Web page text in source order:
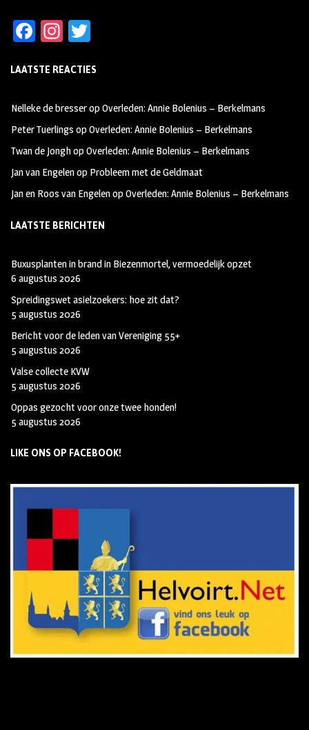
Fa
b
oo
k
In
ag
m
tt
LAATSTE REACTIES
Nelleke de bresseropOverleden: Annie Bolenius – Berkelmans
Peter Tuerlings opOverleden: Annie Bolenius – Berkelmans
Twan de JonghopOverleden: Annie Bolenius – Berkelmans
Jan van Engelenop Probleem met de Geldmaat
Jan en Roos van EngelenopOverleden: Annie Bolenius – Berkelmans
LAATSTE BERICHTEN
Buxusplanten in brand in Biezenmortel, vermoedelijk opzet
6 augustus 2026
Spreidingswet asielzoekers: hoe zit dat?
5 augustus 2026
Bericht voor de leden van Vereniging 55+
5 augustus 2026
Valse collecte KVW
5 augustus 2026
Oppas gezocht voor onze twee honden!
5 augustus 2026
LIKE ONS OP FACEBOOK!